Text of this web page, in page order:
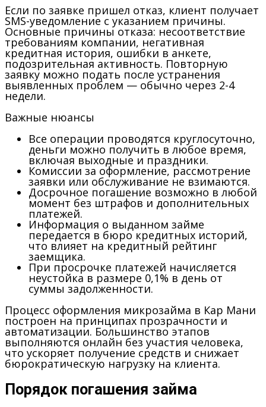
Если по заявке пришел отказ, клиент получает
SMS-уведомление с указанием причины.
Основные причины отказа: несоответствие
требованиям компании, негативная
кредитная история, ошибки в анкете,
подозрительная активность. Повторную
заявку можно подать после устранения
выявленных проблем — обычно через 2-4
недели.
Важные нюансы
Все операции проводятся круглосуточно,
деньги можно получить в любое время,
включая выходные и праздники.
Комиссии за оформление, рассмотрение
заявки или обслуживание не взимаются.
Досрочное погашение возможно в любой
момент без штрафов и дополнительных
платежей.
Информация о выданном займе
передается в бюро кредитных историй,
что влияет на кредитный рейтинг
заемщика.
При просрочке платежей начисляется
неустойка в размере 0,1% в день от
суммы задолженности.
Процесс оформления микрозайма в Кар Мани
построен на принципах прозрачности и
автоматизации. Большинство этапов
выполняются онлайн без участия человека,
что ускоряет получение средств и снижает
бюрократическую нагрузку на клиента.
Порядок погашения займа